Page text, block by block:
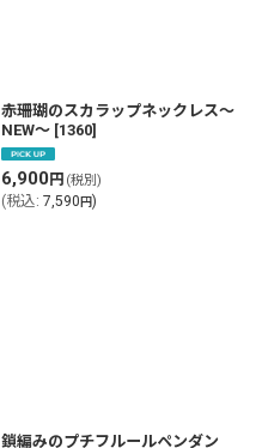
赤珊瑚のスカラップネックレス〜
NEW〜 [1360]
6,900円 (税別)
(税込: 7,590円)
鎖編みのプチフルールペンダン